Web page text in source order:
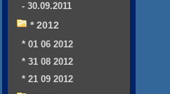
- 30.09.2011
* 2012
* 01 06 2012
* 31 08 2012
* 21 09 2012